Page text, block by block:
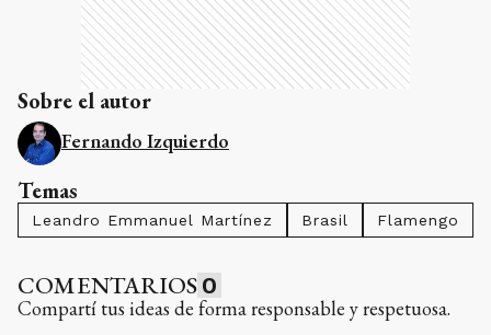
Sobre el autor
Fernando Izquierdo
Temas
Leandro Emmanuel Martínez Brasil Flamengo
COMENTARIOS 0
Compartí tus ideas de forma responsable y respetuosa.